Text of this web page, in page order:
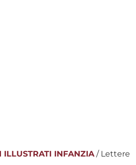
ILLUSTRATI INFANZIA / Lettere